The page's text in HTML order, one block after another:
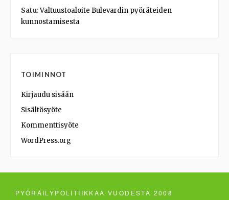
Satu:Valtuustoaloite Bulevardin pyöräteiden
kunnostamisesta
TOIMINNOT
Kirjaudu sisään
Sisältösyöte
Kommenttisyöte
WordPress.org
PYÖRÄILYPOLITIIKKAA VUODESTA 2008